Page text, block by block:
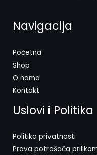
Navigacija
Početna
Shop
O nama
Kontakt
Uslovi i Politika
Politika privatnosti
Prava potrošača